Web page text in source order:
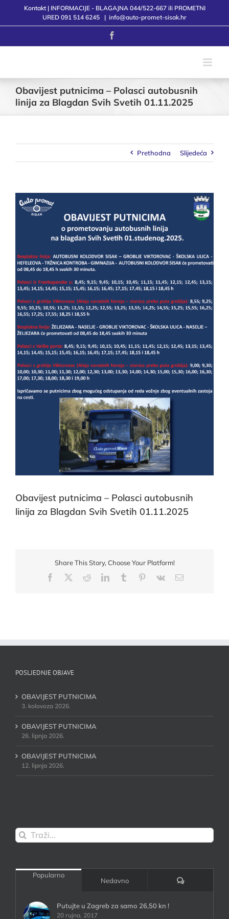
Kontakt | INFORMACIJE - BLAGAJNA 044/522-667 ili PROMETNI
URED 091 514 6245
| info@auto-promet-sisak.hr
Obavijest putnicima – Polasci autobusnih
linija za Blagdan Svih Svetih 01.11.2025
Prethodna Slijedeća
View
Larger
Image
Obavijest putnicima – Polasci autobusnih
linija za Blagdan Svih Svetih 01.11.2025
Share This Story, Choose Your Platform!
Facebook
RedditLinkedInTumblr Pinterest
Vk Email:
POSLJEDNJE OBJAVE
OBAVIJEST PUTNICIMA
3. kolovoza 2026.
OBAVIJEST PUTNICIMA
26. lipnja 2026.
OBAVIJEST PUTNICIMA
12. lipnja 2026.
Traži...
Popularno
Nedavno Komentari:
Putujte u Zagreb za samo 26,50 kn !
20 rujna, 2017